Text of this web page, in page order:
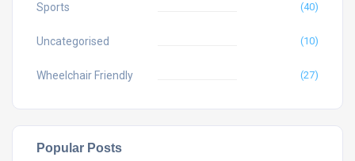
Sports (40)
Uncategorised (10)
Wheelchair Friendly (27)
Popular Posts